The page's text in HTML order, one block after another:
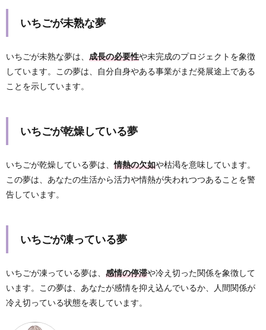
いちごが未熟な夢
いちごが未熟な夢は、 成長の必要性や未完成のプロジェクトを象徴
しています。この夢は、自分自身やある事業がまだ発展途上である
ことを示しています。
いちごが乾燥している夢
いちごが乾燥している夢は、情熱の欠如や枯渇を意味しています。
この夢は、あなたの生活から活力や情熱が失われつつあることを警
告しています。
いちごが凍っている夢
いちごが凍っている夢は、 感情の停滞や冷え切った関係を象徴して
います。この夢は、あなたが感情を抑え込んでいるか、人間関係が
冷え切っている状態を表しています。